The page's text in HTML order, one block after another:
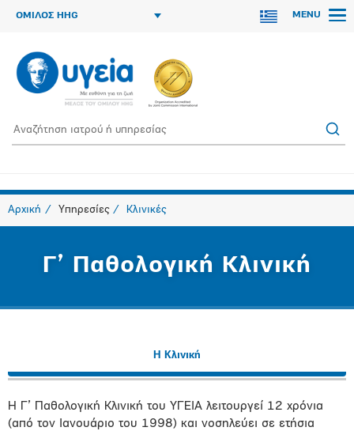
ΟΜΙΛΟΣ HHG MENU
Αρχική Υπηρεσίες Κλινικές
Γ’ Παθολογική Κλινική
Η Κλινική
Η Γ’ Παθολογική Κλινική του ΥΓΕΙΑ λειτουργεί 12 χρόνια
(από τον Ιανουάριο του 1998) και νοσηλεύει σε ετήσια